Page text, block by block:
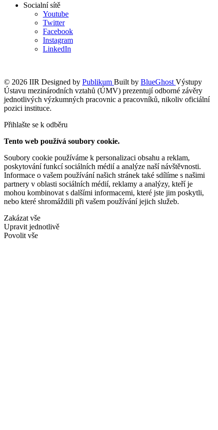
Socialní sítě
Youtube
Twitter
Facebook
Instagram
LinkedIn
© 2026 IIR Designed by Publikum Built by BlueGhost Výstupy
Ústavu mezinárodních vztahů (ÚMV) prezentují odborné závěry
jednotlivých výzkumných pracovnic a pracovníků, nikoliv oficiální
pozici instituce.
Přihlašte se k odběru
Tento web používá soubory cookie.
Soubory cookie používáme k personalizaci obsahu a reklam,
poskytování funkcí sociálních médií a analýze naší návštěvnosti.
Informace o vašem používání našich stránek také sdílíme s našimi
partnery v oblasti sociálních médií, reklamy a analýzy, kteří je
mohou kombinovat s dalšími informacemi, které jste jim poskytli,
nebo které shromáždili při vašem používání jejich služeb.
Zakázat vše
Upravit jednotlivě
Povolit vše